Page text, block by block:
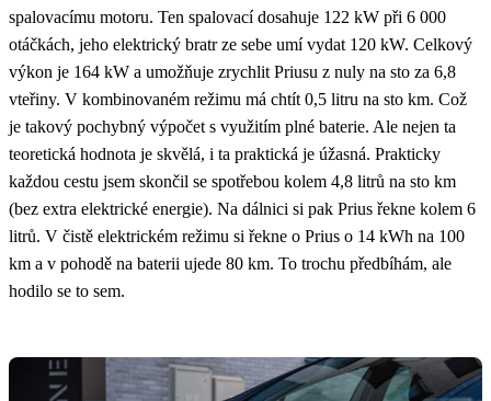
spalovacímu motoru. Ten spalovací dosahuje 122 kW při 6 000
otáčkách, jeho elektrický bratr ze sebe umí vydat 120 kW. Celkový
výkon je 164 kW a umožňuje zrychlit Priusu z nuly na sto za 6,8
vteřiny. V kombinovaném režimu má chtít 0,5 litru na sto km. Což
je takový pochybný výpočet s využitím plné baterie. Ale nejen ta
teoretická hodnota je skvělá, i ta praktická je úžasná. Prakticky
každou cestu jsem skončil se spotřebou kolem 4,8 litrů na sto km
(bez extra elektrické energie). Na dálnici si pak Prius řekne kolem 6
litrů. V čistě elektrickém režimu si řekne o Prius o 14 kWh na 100
km a v pohodě na baterii ujede 80 km. To trochu předbíhám, ale
hodilo se to sem.